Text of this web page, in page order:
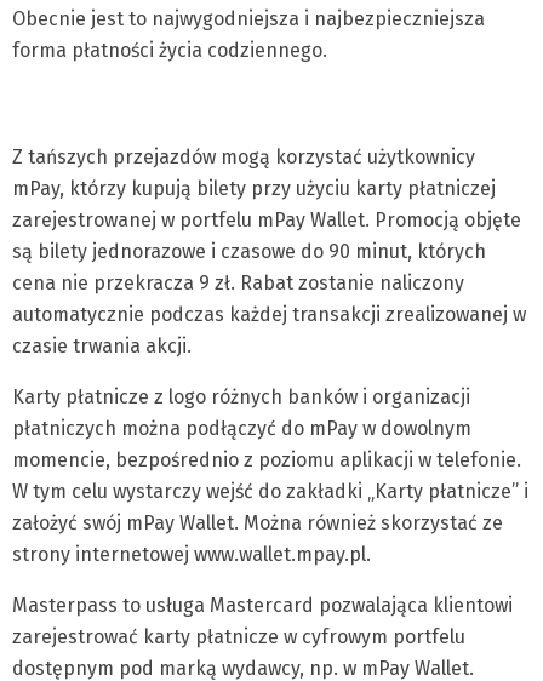
Obecnie jest to najwygodniejsza i najbezpieczniejsza
forma płatności życia codziennego.
Z tańszych przejazdów mogą korzystać użytkownicy
mPay, którzy kupują bilety przy użyciu karty płatniczej
zarejestrowanej w portfelu mPay Wallet. Promocją objęte
są bilety jednorazowe i czasowe do 90 minut, których
cena nie przekracza 9 zł. Rabat zostanie naliczony
automatycznie podczas każdej transakcji zrealizowanej w
czasie trwania akcji.
Karty płatnicze z logo różnych banków i organizacji
płatniczych można podłączyć do mPay w dowolnym
momencie, bezpośrednio z poziomu aplikacji w telefonie.
W tym celu wystarczy wejść do zakładki „Karty płatnicze” i
założyć swój mPay Wallet. Można również skorzystać ze
strony internetowej www.wallet.mpay.pl.
Masterpass to usługa Mastercard pozwalająca klientowi
zarejestrować karty płatnicze w cyfrowym portfelu
dostępnym pod marką wydawcy, np. w mPay Wallet.